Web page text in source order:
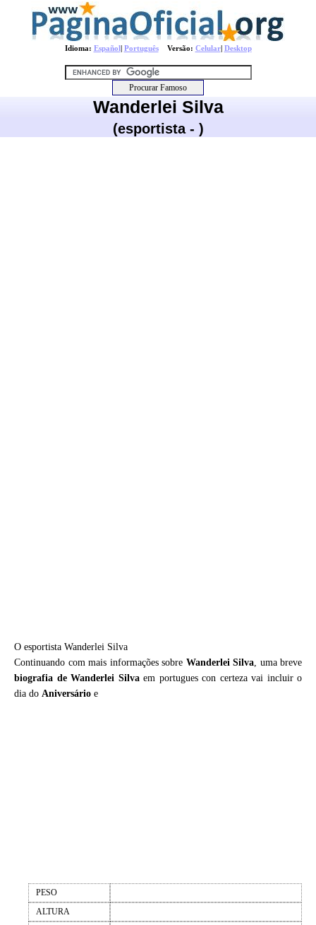
Idioma: Español| PortuguêsVersão: Celular| Desktop
Wanderlei Silva
(esportista - )
O esportista Wanderlei Silva
Continuando com mais informações sobre Wanderlei Silva, uma breve
biografia de Wanderlei Silvaem portugues con certeza vai incluir o
dia do Aniversário e
PESO
ALTURA